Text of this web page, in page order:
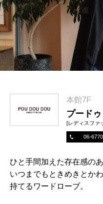
本館7F
プードゥ
[レディスファ
06-
ひと手間加えた存在感の
いつまでもときめきとか
持てるワードローブ。